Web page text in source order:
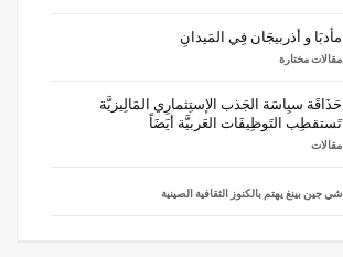
مأدبَا و أذربيجَان فِي المَيدانِ
مقالات مختارة
حَذَاقَة سيِاسَة الجَذب الإستِثمارِي المَالِيزيَّة
تَستقطِب التَوظِيفَات العَربيَّة أيَضَاً
مقالات
شي جين بينغ يهتم بالكنوز الثقافية الصينية